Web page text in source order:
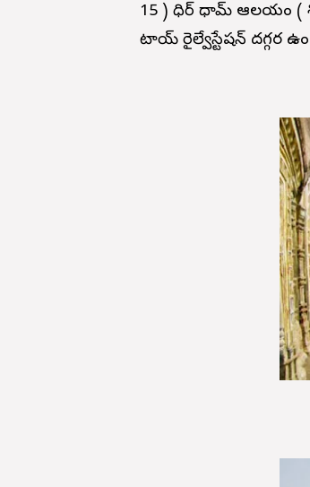
15 ) ధిర్ ధామ్ ఆలయం (
టాయ్ రైల్వేస్టేషన్ దగ్గర